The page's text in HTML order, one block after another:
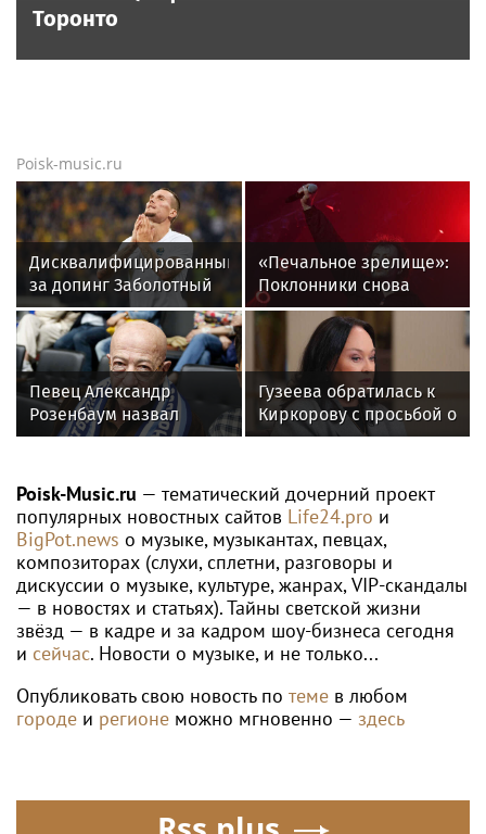
Новости тенниса
WTA
Шнайдер переиграла Калинскую и
вышла в 1/8 финала WTA 1000 в
Торонто